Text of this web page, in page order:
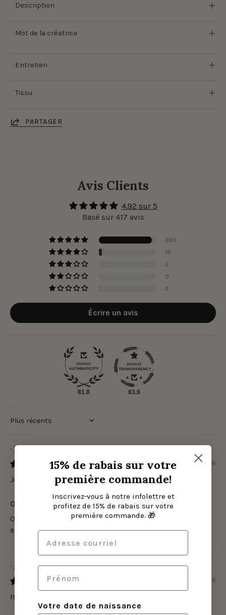
Description
Mot de la créatrice
Entretien
Tissu
PARTAGER
Avis Clients
4.92 sur 5
Basé sur 417 avis
393
19
2
0
3
Écrire un avis
81.8 83.9
Sort by
Legging Taille Haute Ecomove Eyelet - Noir
05/08/2026
Jessica Blanchet
Original
On ne trouve pas de legging comme celui-là ailleurs et
encore moins avec autant de qualité
Legging Taille Haute Ecomove Eyelet - Noir
04/08/2026
Isabel Paquin
15% de rabais sur votre
première commande!
Inscrivez-vous à notre infolettre et
profitez de 15% de rabais sur votre
première commande. 🎁
Votre date de naissance